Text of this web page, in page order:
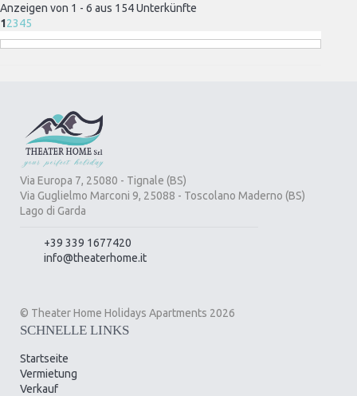
Anzeigen von 1 - 6 aus 154 Unterkünfte
12345
Via Europa 7, 25080 - Tignale (BS)
Via Guglielmo Marconi 9, 25088 - Toscolano Maderno (BS)
Lago di Garda
+39 339 1677420
info@theaterhome.it
© Theater Home Holidays Apartments 2026
SCHNELLE LINKS
Startseite
Vermietung
Verkauf